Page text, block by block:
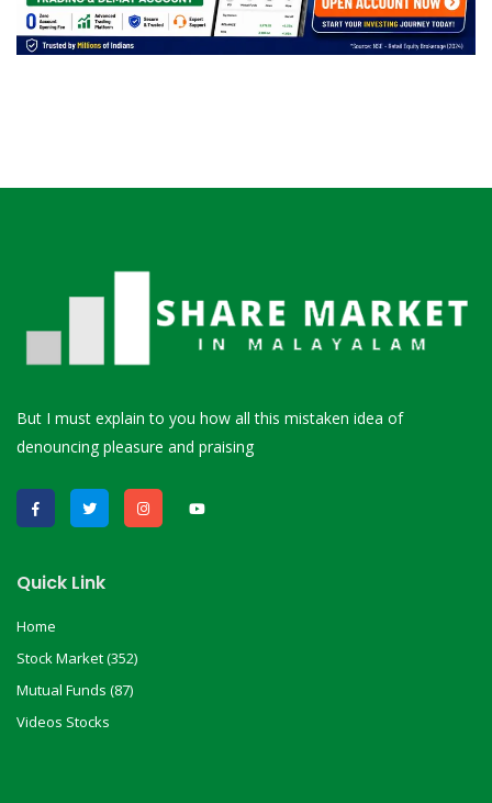
But I must explain to you how all this mistaken idea of
denouncing pleasure and praising
Quick Link
Home
Stock Market (352)
Mutual Funds (87)
Videos Stocks